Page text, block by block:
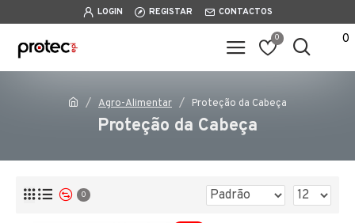
LOGIN REGISTAR CONTACTOS
0 0
Agro-Alimentar Proteção da Cabeça
Proteção da Cabeça
0